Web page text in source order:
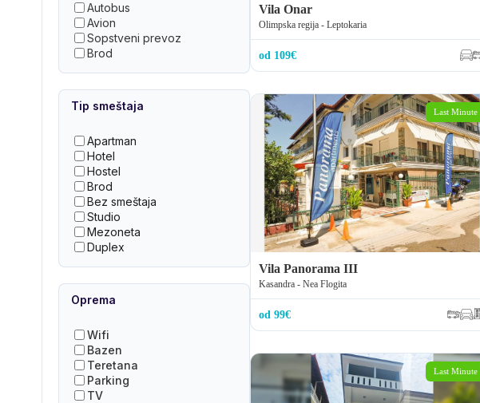
Autobus
Avion
Sopstveni prevoz
Brod
Tip smeštaja
Apartman
Hotel
Hostel
Brod
Bez smeštaja
Studio
Mezoneta
Duplex
Oprema
Wifi
Bazen
Teretana
Parking
TV
Vila Onar
Olimpska regija - Leptokaria
od 109€
Last Minute
Vila Panorama III
Kasandra - Nea Flogita
od 99€
Last Minute